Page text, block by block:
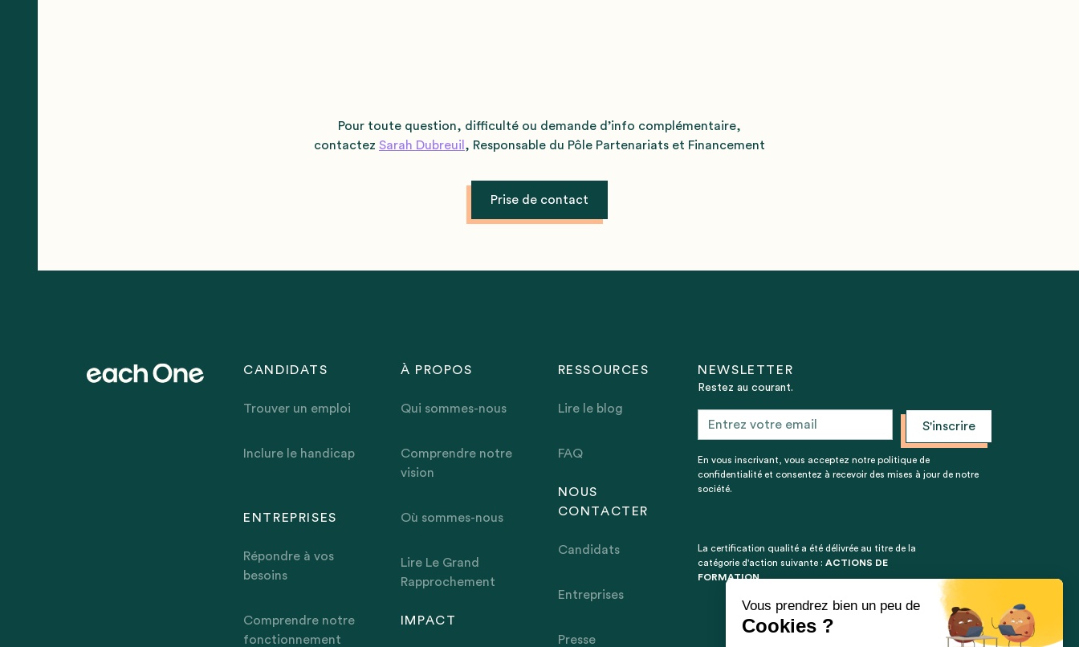
Pour toute question, difficulté ou demande d’info complémentaire,
contactez Sarah Dubreuil , Responsable du Pôle Partenariats et Financement
Prise de contact
CANDIDATS
Trouver un emploi
Inclure le handicap
ENTREPRISES
Répondre à vos
besoins
Comprendre notre
fonctionnement
À PROPOS
Qui sommes-nous
Comprendre notre
vision
Où sommes-nous
Lire Le Grand
Rapprochement
IMPACT
RESSOURCES
Lire le blog
FAQ
NOUS
CONTACTER
Candidats
Entreprises
Presse
NEWSLETTER
Restez au courant.
En vous inscrivant, vous acceptez notre politique de
confidentialité et consentez à recevoir des mises à jour de notre
société.
La certification qualité a été délivrée au titre de la
catégorie d'action suivante :ACTIONS DE
FORMATION